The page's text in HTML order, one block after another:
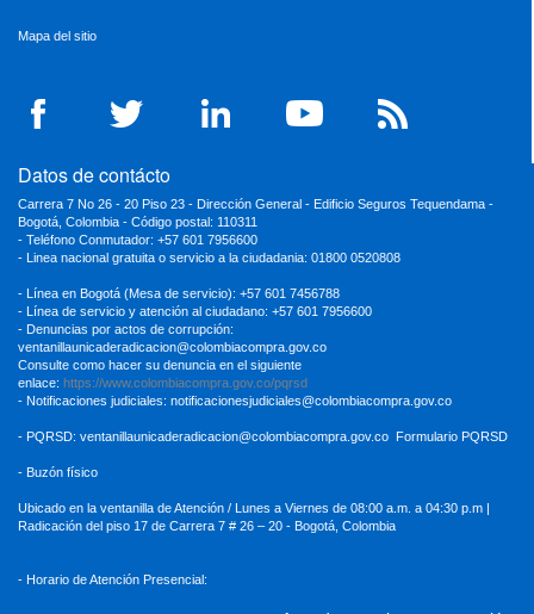
Mapa del sitio
Datos de contácto
Carrera 7 No 26 - 20 Piso 23 - Dirección General - Edificio Seguros Tequendama -
Bogotá, Colombia - Código postal: 110311
- Teléfono Conmutador: +57 601 7956600
- Linea nacional gratuita o servicio a la ciudadania: 01800 0520808
- Línea en Bogotá (Mesa de servicio): +57 601 7456788
- Línea de servicio y atención al ciudadano: +57 601 7956600
- Denuncias por actos de corrupción:
ventanillaunicaderadicacion@colombiacompra.gov.co
Consulte como hacer su denuncia en el siguiente
enlace: https://www.colombiacompra.gov.co/pqrsd
- Notificaciones judiciales: notificacionesjudiciales@colombiacompra.gov.co
- PQRSD: ventanillaunicaderadicacion@colombiacompra.gov.co Formulario PQRSD
- Buzón físico
Ubicado en la ventanilla de Atención / Lunes a Viernes de 08:00 a.m. a 04:30 p.m |
Radicación del piso 17 de Carrera 7 # 26 – 20 - Bogotá, Colombia
- Horario de Atención Presencial: